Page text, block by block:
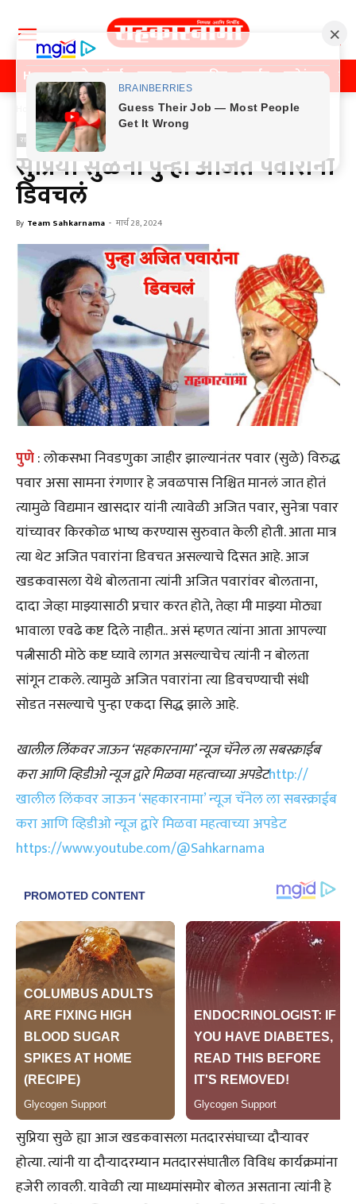
Home पुणे मुंबई महाराष्ट्र राजकीय क्राईम मनोरंजन
Home राजकीय
राजकीय
सुप्रिया सुळेंनी पुन्हा अजित पवारांना
डिवचलं
By Team Sahkarnama - मार्च 28, 2024
पुणे: लोकसभा निवडणुका जाहीर झाल्यानंतर पवार (सुळे) विरुद्ध
पवार असा सामना रंगणार हे जवळपास निश्चित मानलं जात होतं
त्यामुळे विद्यमान खासदार यांनी त्यावेळी अजित पवार, सुनेत्रा पवार
यांच्यावर किरकोळ भाष्य करण्यास सुरुवात केली होती. आता मात्र
त्या थेट अजित पवारांना डिवचत असल्याचे दिसत आहे. आज
खडकवासला येथे बोलताना त्यांनी अजित पवारांवर बोलताना,
दादा जेव्हा माझ्यासाठी प्रचार करत होते, तेव्हा मी माझ्या मोठ्या
भावाला एवढे कष्ट दिले नाहीत.. असं म्हणत त्यांना आता आपल्या
पत्नीसाठी मोठे कष्ट घ्यावे लागत असल्याचेच त्यांनी न बोलता
सांगून टाकले. त्यामुळे अजित पवारांना त्या डिवचण्याची संधी
सोडत नसल्याचे पुन्हा एकदा सिद्ध झाले आहे.
खालील लिंकवर जाऊन ‘सहकारनामा’ न्यूज चॅनेल ला सबस्क्राईब
करा आणि व्हिडीओ न्यूज द्वारे मिळवा महत्वाच्या अपडेटhttp://
खालील लिंकवर जाऊन ‘सहकारनामा’ न्यूज चॅनेल ला सबस्क्राईब
करा आणि व्हिडीओ न्यूज द्वारे मिळवा महत्वाच्या अपडेट
https://www.youtube.com/@Sahkarnama
सुप्रिया सुळे ह्या आज खडकवासला मतदारसंघाच्या दौऱ्यावर
होत्या. त्यांनी या दौऱ्यादरम्यान मतदारसंघातील विविध कार्यक्रमांना
हजेरी लावली. यावेळी त्या माध्यमांसमोर बोलत असताना त्यांनी हे